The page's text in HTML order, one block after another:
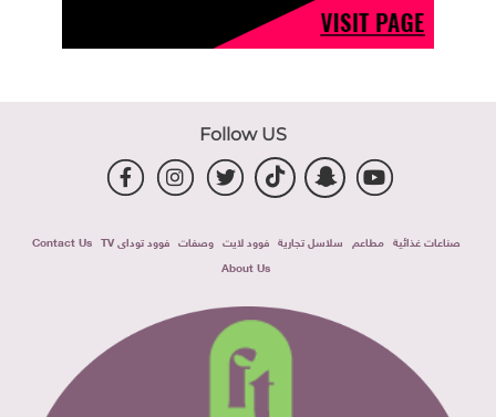
Follow US
صناعات غذائية مطاعم سلاسل تجارية فوود لايت وصفات فوود توداى TV
Contact Us
About Us